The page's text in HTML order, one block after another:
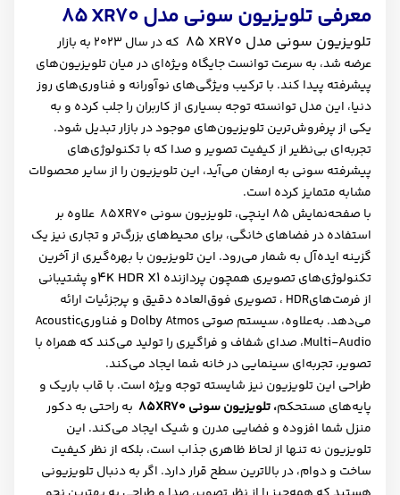
معرفی تلویزیون سونی مدلXR70
تلویزیون سونی مدل XR70
که در سال 2023 به بازار
عرضه شد، به سرعت توانست جایگاه ویژه‌ای در میان تلویزیون‌های
پیشرفته پیدا کند. با ترکیب ویژگی‌های نوآورانه و فناوری‌های روز
دنیا، این مدل توانسته توجه بسیاری از کاربران را جلب کرده و به
یکی از پرفروش‌ترین تلویزیون‌های موجود در بازار تبدیل شود.
تجربه‌ای بی‌نظیر از کیفیت تصویر و صدا که با تکنولوژی‌های
پیشرفته سونی به ارمغان می‌آید، این تلویزیون را از سایر محصولات
مشابه متمایز کرده است.
با صفحه‌نمایش 85 اینچی، تلویزیون سونی
XR70
85 علاوه بر
استفاده در فضاهای خانگی، برای محیط‌های بزرگ‌تر و تجاری نیز یک
گزینه ایده‌آل به شمار می‌رود. این تلویزیون با بهره‌گیری از آخرین
تکنولوژی‌های تصویری همچون پردازنده 4K HDR X1و پشتیبانی
از فرمت‌هایHDR ، تصویری فوق‌العاده دقیق و پرجزئیات ارائه
می‌دهد. به‌علاوه، سیستم صوتیDolby Atmos و فناوریAcoustic
Multi-Audio، صدای شفاف و فراگیری را تولید می‌کند که همراه با
تصویر، تجربه‌ای سینمایی در خانه شما ایجاد می‌کند.
طراحی این تلویزیون نیز شایسته توجه ویژه است. با قاب باریک و
پایه‌های مستحکم، تلویزیون سونیXR70
85 به راحتی به دکور
منزل شما افزوده و فضایی مدرن و شیک ایجاد می‌کند. این
تلویزیون نه تنها از لحاظ ظاهری جذاب است، بلکه از نظر کیفیت
ساخت و دوام، در بالاترین سطح قرار دارد. اگر به دنبال تلویزیونی